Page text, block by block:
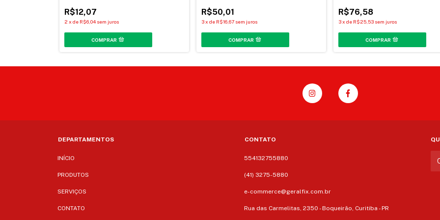
R$12,07
2 x de R$6,04 sem juros
R$50,01
3x de R$16,67 sem juros
R$76,58
3x de R$25,53 sem juros
DEPARTAMENTOS
INÍCIO
PRODUTOS
SERVIÇOS
CONTATO
CONTATO
554132755880
(41) 3275-5880
e-commerce@geralfix.com.br
Rua das Carmelitas, 2350 - Boqueirão, Curitiba - PR